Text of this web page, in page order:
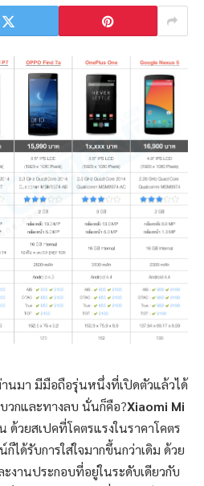
นมา มีมือถือรุ่นหนึ่งที่เปิดตัวแล้วได้
วกและทางลบ นั่นก็คือ?Xiaomi Mi
ด้วยสเปคที่โคตรแรงในราคาโคตร
ได้รับการใส่ใจมากขึ้นกว่าเดิม ด้วย
งานประกอบที่อยู่ในระดับเดียวกับ